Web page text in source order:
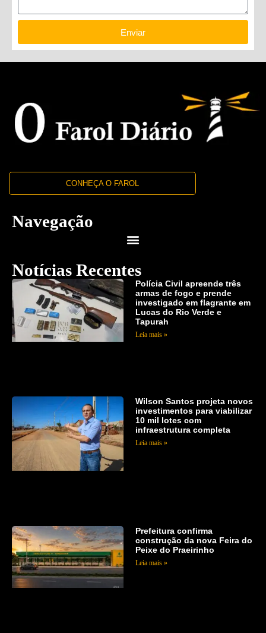
Enviar
CONHEÇA O FAROL
Navegação
Notícias Recentes
Polícia Civil apreende três
armas de fogo e prende
investigado em flagrante em
Lucas do Rio Verde e
Tapurah
Leia mais »
Wilson Santos projeta novos
investimentos para viabilizar
10 mil lotes com
infraestrutura completa
Leia mais »
Prefeitura confirma
construção da nova Feira do
Peixe do Praeirinho
Leia mais »